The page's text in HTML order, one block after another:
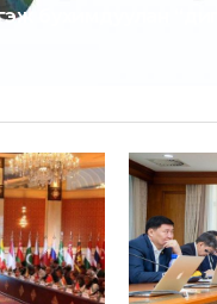
бухимдуулан